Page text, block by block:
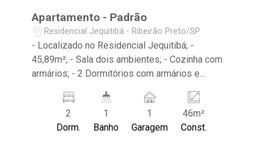
Apartamento - Padrão
Residencial Jequitibá - Ribeirão Preto/SP
- Localizado no Residencial Jequitibá; -
45,89m²; - Sala dois ambientes; - Cozinha com
armários; - 2 Dormitórios com armários e
box blindex; - Área de serviço; - Vagas para 01
automóveis;
2
Dorm.
1
Banho
1
Garagem
46m²
Const.